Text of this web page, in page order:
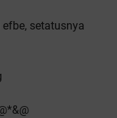
setatusnya